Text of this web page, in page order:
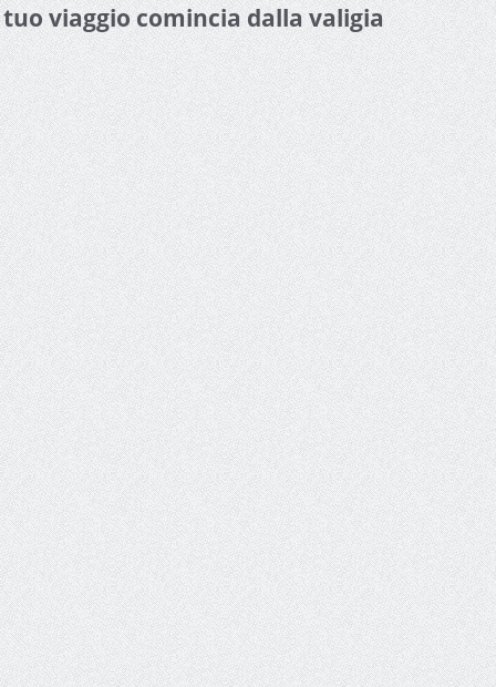
viaggio comincia dalla valigia